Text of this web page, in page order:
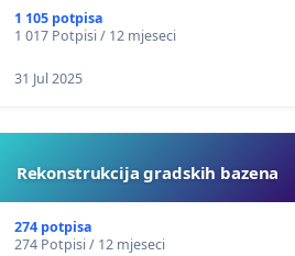
1 105 potpisa
1 017 Potpisi / 12 mjeseci
31 Jul 2025
Rekonstrukcija gradskih bazena
274 potpisa
274 Potpisi / 12 mjeseci